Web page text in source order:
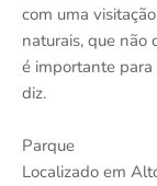
com uma
naturais, que não
é importante
diz.
Parque
Localizado em